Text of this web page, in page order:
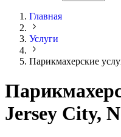
Главная
Услуги
Парикмахерские
Jersey City,